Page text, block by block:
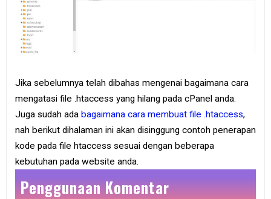
e
B
o
o
k
i
e
m
p
Jika sebelumnya telah dibahas mengenai bagaimana cara
mengatasi file .htaccess yang hilang pada cPanel anda.
Juga sudah ada bagaimana cara membuat file .htaccess,
nah berikut dihalaman ini akan disinggung contoh penerapan
kode pada file htaccess sesuai dengan beberapa
kebutuhan pada website anda.
Penggunaan Komentar